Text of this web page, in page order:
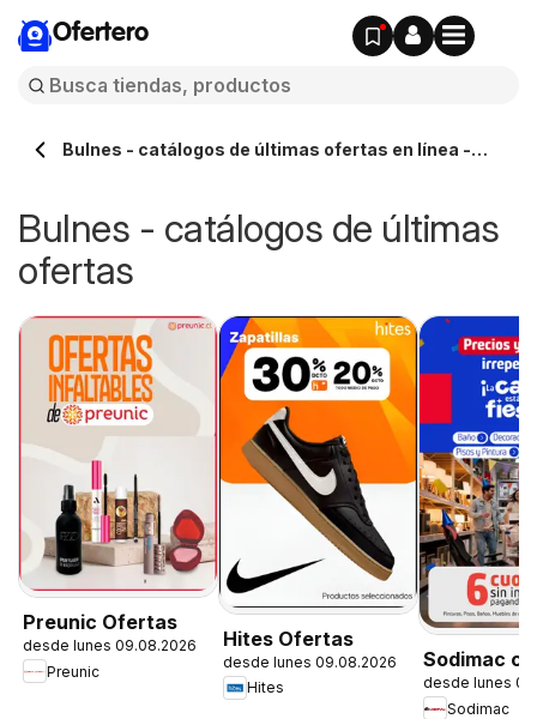
Ofertero
Bulnes - catálogos de últimas ofertas en línea -
Bulnes - catálogos de últimas
ofertas
Preunic Ofertas
desde lunes 09.08.2026
Preunic
Hites Ofertas
desde lunes 09.08.2026
Hites
Sodimac
desde lunes
Sodimac